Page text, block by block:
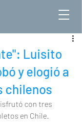
Luisito
y elogió a
chilenos
con tres
en Chile.